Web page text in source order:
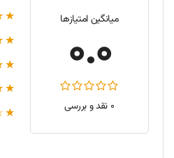
میانگین امتیازها
0.0
0 نقد و بررسی